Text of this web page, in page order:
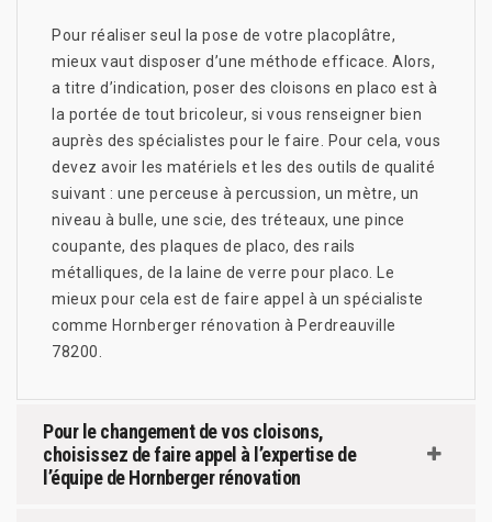
Pour réaliser seul la pose de votre placoplâtre,
mieux vaut disposer d’une méthode efficace. Alors,
a titre d’indication, poser des cloisons en placo est à
la portée de tout bricoleur, si vous renseigner bien
auprès des spécialistes pour le faire. Pour cela, vous
devez avoir les matériels et les des outils de qualité
suivant : une perceuse à percussion, un mètre, un
niveau à bulle, une scie, des tréteaux, une pince
coupante, des plaques de placo, des rails
métalliques, de la laine de verre pour placo. Le
mieux pour cela est de faire appel à un spécialiste
comme Hornberger rénovation à Perdreauville
78200.
Pour le changement de vos cloisons,
choisissez de faire appel à l’expertise de
l’équipe de Hornberger rénovation